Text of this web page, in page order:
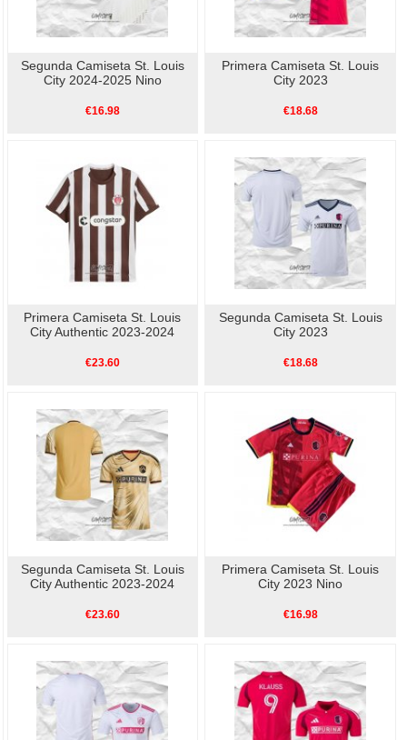
Segunda Camiseta St. Louis
City 2024-2025 Nino
€16.98
Primera Camiseta St. Louis
City 2023
€18.68
Primera Camiseta St. Louis
City Authentic 2023-2024
€23.60
Segunda Camiseta St. Louis
City 2023
€18.68
Segunda Camiseta St. Louis
City Authentic 2023-2024
€23.60
Primera Camiseta St. Louis
City 2023 Nino
€16.98